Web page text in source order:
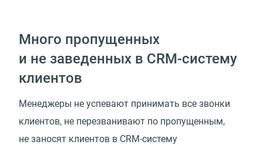
Много пропущенных
и не заведенных в CRM-систему
клиентов
Менеджеры не успевают принимать все звонки
клиентов, не перезванивают по пропущенным,
не заносят клиентов в CRM-систему